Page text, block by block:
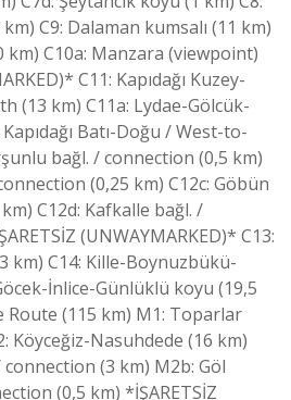
C9: Dalaman kumsalı (11 km)
km) C10a: Manzara (viewpoint)
C11: Kapıdağı Kuzey-
(13 km) C11a: Lydae-Gölcük-
Batı-Doğu / West-to-
bağl. / connection (0,5 km)
(0,25 km) C12c: Göbün
C12d: Kafkalle bağl. /
(UNWAYMARKED)* C13:
km) C14: Kille-Boynuzbükü-
İnlice-Günlüklü koyu (19,5
Route (115 km) M1: Toparlar
Köyceğiz-Nasuhdede (16 km)
connection (3 km) M2b: Göl
(0,5 km) *İŞARETSİZ